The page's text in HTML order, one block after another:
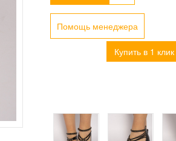
Помощь менеджера
Купить в 1 клик